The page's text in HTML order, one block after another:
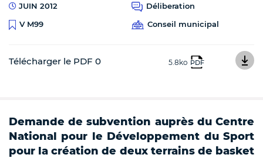
JUIN 2012
Déliberation
V M99
Conseil municipal
Télécharger le PDF 0 5.8ko PDF
Demande de subvention auprès du Centre
National pour le Développement du Sport
pour la création de deux terrains de basket